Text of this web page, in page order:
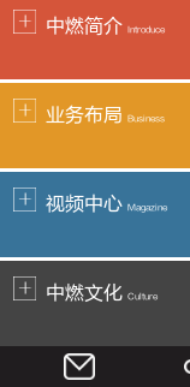
中燃简介 Introduce
业务布局 Business
视频中心 Magazine
中燃文化 Culture